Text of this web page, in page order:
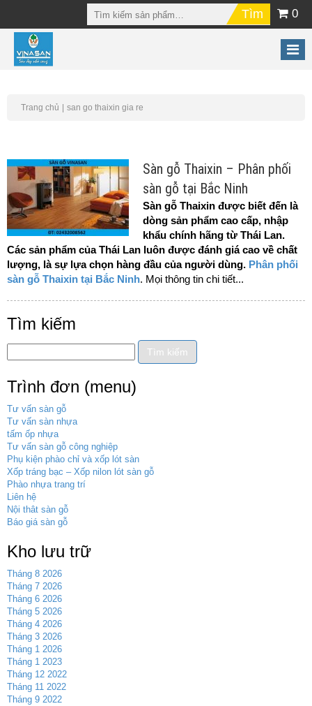
0
Trang chủ san go thaixin gia re
Sàn gỗ Thaixin – Phân phối
sàn gỗ tại Bắc Ninh
Sàn gỗ Thaixin được biết đến là
dòng sản phẩm cao cấp, nhập
khẩu chính hãng từ Thái Lan.
Các sản phẩm của Thái Lan luôn được đánh giá cao về chất
lượng, là sự lựa chọn hàng đầu của người dùng. Phân phối
sàn gỗ Thaixin tại Bắc Ninh. Mọi thông tin chi tiết...
Tìm kiếm
Trình đơn (menu)
Tư vấn sàn gỗ
Tư vấn sàn nhựa
tấm ốp nhựa
Tư vấn sàn gỗ công nghiệp
Phụ kiện phào chỉ và xốp lót sàn
Xốp tráng bạc – Xốp nilon lót sàn gỗ
Phào nhựa trang trí
Liên hệ
Nội thât sàn gỗ
Báo giá sàn gỗ
Kho lưu trữ
Tháng 8 2026
Tháng 7 2026
Tháng 6 2026
Tháng 5 2026
Tháng 4 2026
Tháng 3 2026
Tháng 1 2026
Tháng 1 2023
Tháng 12 2022
Tháng 11 2022
Tháng 9 2022